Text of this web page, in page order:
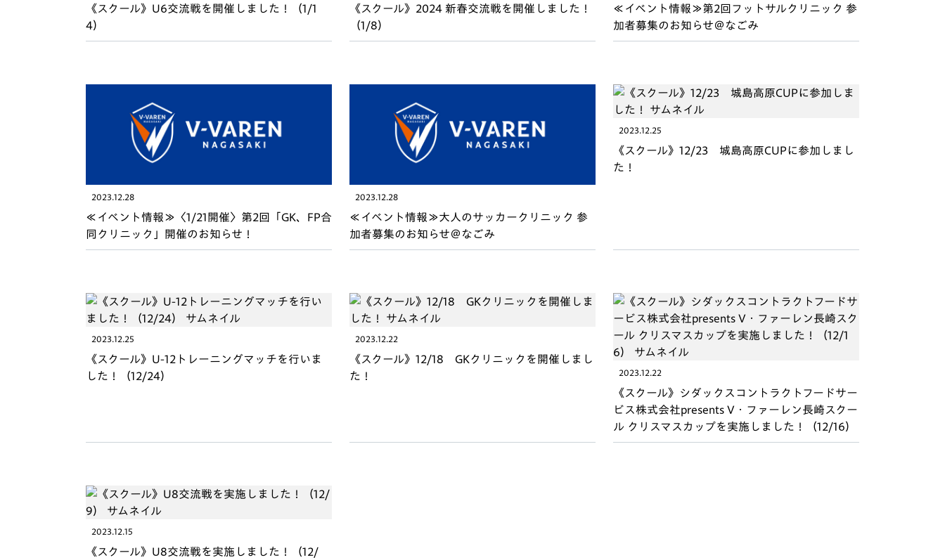
チームスケジュール
クラブハウス（練習
場）
応援メディア
平和祈念活動
ヴィヴィくんの長崎
おもてなしガイド
《スクール》U6交流戦を開催しました！（1/1
4）
《スクール》2024 新春交流戦を開催しました！
（1/8）
≪イベント情報≫第2回フットサルクリニック 参
加者募集のお知らせ＠なごみ
2023.12.28
≪イベント情報≫〈1/21開催〉第2回「GK、FP合
同クリニック」開催のお知らせ！
2023.12.28
≪イベント情報≫大人のサッカークリニック 参
加者募集のお知らせ＠なごみ
2023.12.25
《スクール》12/23 城島高原CUPに参加しまし
た！
2023.12.25
《スクール》U-12トレーニングマッチを行いま
した！（12/24）
2023.12.22
《スクール》12/18 GKクリニックを開催しまし
た！
2023.12.22
《スクール》シダックスコントラクトフードサー
ビス株式会社presents V・ファーレン長崎スクー
ル クリスマスカップを実施しました！（12/16）
2023.12.15
《スクール》U8交流戦を実施しました！（12/